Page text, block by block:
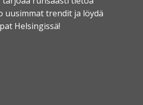
uusimmat trendit ja löydä
Helsingissä!